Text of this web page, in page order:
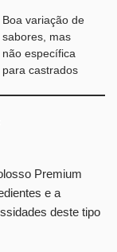
Boa variação de
sabores, mas
não específica
para castrados
Premium
e a
deste tipo